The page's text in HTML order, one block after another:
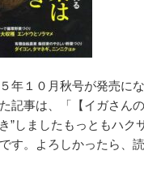
年１０月秋号が発売に
記事は、「【イガさんの
”しましたもっともハク
す。よろしかったら、